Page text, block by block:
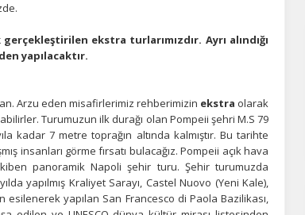
ekstra turlarımızdır. Ayrı alındığı
yapılacaktır.
Arzu eden misafirlerimiz rehberimizin ekstra olarak
Turumuzun ilk durağı olan Pompeii şehri M.S 79
kadar 7 metre toprağın altında kalmıştır. Bu tarihte
insanları görme fırsatı bulacağız. Pompeii açık hava
panoramik Napoli şehir turu. Şehir turumuzda
yapılmış Kraliyet Sarayı, Castel Nuovo (Yeni Kale),
esilenerek yapılan San Francesco di Paola Bazilikası,